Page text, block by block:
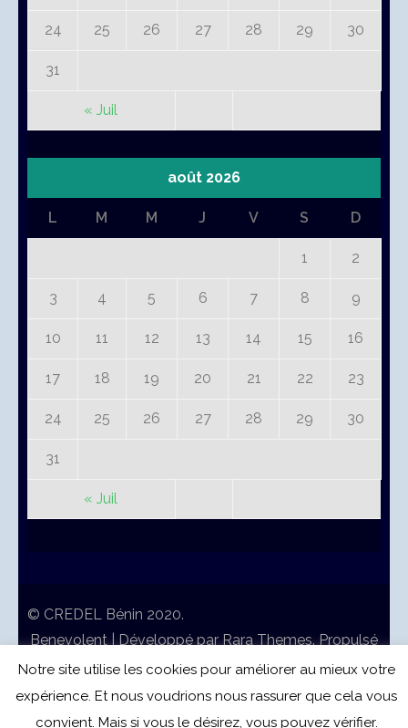
24 25 26 27 28 29 30
31
« Juil
août 2026
L M M J V S D
1 2
3 4 5 6 7 8 9
10 11 12 13 14 15 16
17 18 19 20 21 22 23
24 25 26 27 28 29 30
31
« Juil
© CREDEL Bénin 2020.
Benevolent | Développé parRara Themes. Propulsé
parWordPress.
Notre site utilise les cookies pour améliorer au mieux votre
expérience. Et nous voudrions nous rassurer que cela vous
convient. Mais si vous le désirez, vous pouvez vérifier.